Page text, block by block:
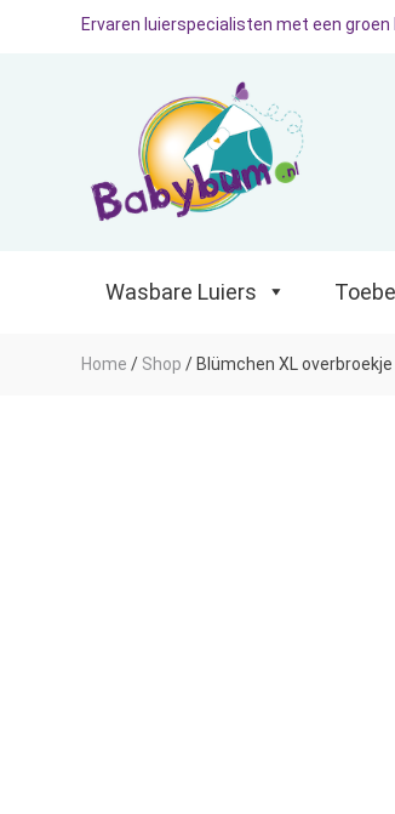
Wasbare Luiers Toebehoren
Ervaren luierspecialisten met een groen
Wasbare Luiers
Home / Shop / Blümchen XL